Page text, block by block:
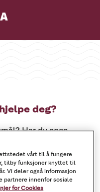
deg?
Har du noen
deg:
08 088
vårt til å fungere
tilby funksjoner knyttet til
Vi deler også informasjon
partnere innenfor sosiale
for Cookies